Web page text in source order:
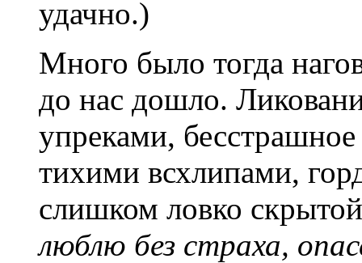
удачно.)
Много было тогда
до нас дошло.
упреками,
тихими всхлипами,
слишком ловко
люблю без страха,